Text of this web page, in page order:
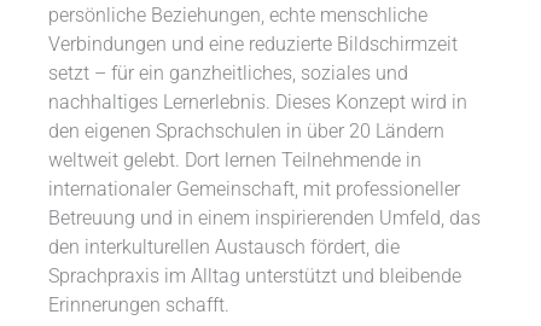
persönliche Beziehungen, echte menschliche
Verbindungen und eine reduzierte Bildschirmzeit
setzt – für ein ganzheitliches, soziales und
nachhaltiges Lernerlebnis. Dieses Konzept wird in
den eigenen Sprachschulen in über 20 Ländern
weltweit gelebt. Dort lernen Teilnehmende in
internationaler Gemeinschaft, mit professioneller
Betreuung und in einem inspirierenden Umfeld, das
den interkulturellen Austausch fördert, die
Sprachpraxis im Alltag unterstützt und bleibende
Erinnerungen schafft.